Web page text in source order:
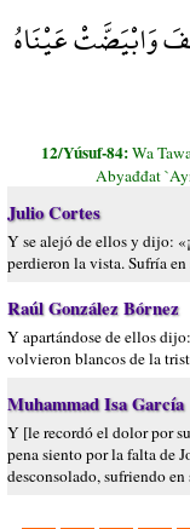
وَابْيَضَّتْ عَيْنَاهُ
12/Yúsuf-84:Wa
Abyađđat
Julio Cortes
Y se alejó de ellos y dijo:
perdieron la vista. Sufría
Raúl González Bórnez
Y apartándose de ellos
volvieron blancos de la
Muhammad Isa García
Y [le recordó el dolor por
pena siento por la falta de
desconsolado, sufriendo